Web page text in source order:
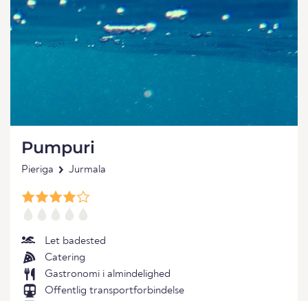
Pumpuri
Pieriga Jurmala
Let badested
Catering
Gastronomi i almindelighed
Offentlig transportforbindelse